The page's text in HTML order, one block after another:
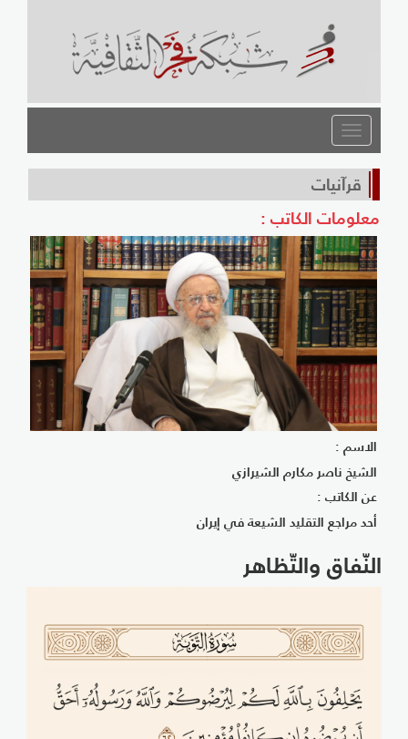
القائمة
قرآنيات
معلومات الكاتب :
الاسم :
الشيخ ناصر مكارم الشيرازي
عن الكاتب :
أحد مراجع التقليد الشيعة في إيران
النّفاق والتّظاهر